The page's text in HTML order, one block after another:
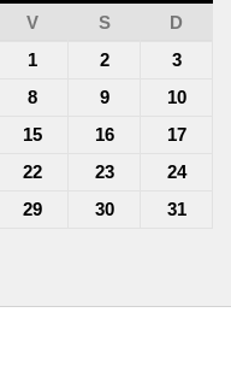
V S
D
1
2
3
8 9
10
15 16
17
22 23
24
29 30
31